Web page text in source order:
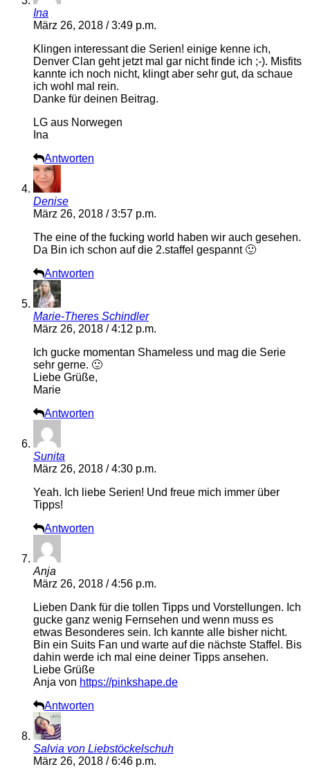
Ina
März 26, 2018 / 3:49 p.m.
Klingen interessant die Serien! einige kenne ich,
Denver Clan geht jetzt mal gar nicht finde ich ;-). Misfits
kannte ich noch nicht, klingt aber sehr gut, da schaue
ich wohl mal rein.
Danke für deinen Beitrag.
LG aus Norwegen
Ina
Antworten
Denise
März 26, 2018 / 3:57 p.m.
The eine of the fucking world haben wir auch gesehen.
Da Bin ich schon auf die 2.staffel gespannt 🙂
Antworten
Marie-Theres Schindler
März 26, 2018 / 4:12 p.m.
Ich gucke momentan Shameless und mag die Serie
sehr gerne. 🙂
Liebe Grüße,
Marie
Antworten
Sunita
März 26, 2018 / 4:30 p.m.
Yeah. Ich liebe Serien! Und freue mich immer über
Tipps!
Antworten
Anja
März 26, 2018 / 4:56 p.m.
Lieben Dank für die tollen Tipps und Vorstellungen. Ich
gucke ganz wenig Fernsehen und wenn muss es
etwas Besonderes sein. Ich kannte alle bisher nicht.
Bin ein Suits Fan und warte auf die nächste Staffel. Bis
dahin werde ich mal eine deiner Tipps ansehen.
Liebe Grüße
Anja von https://pinkshape.de
Antworten
Salvia von Liebstöckelschuh
März 26, 2018 / 6:46 p.m.